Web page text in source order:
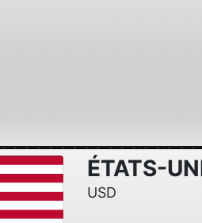
ÉTATS-
USD